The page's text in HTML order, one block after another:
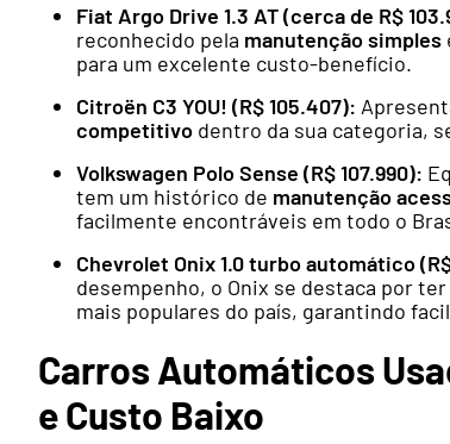
Fiat Argo Drive 1.3 AT (cerca de R$
reconhecido pela manutenção simples
para um excelente custo-benefício.
Citroën C3 YOU! (R$ 105.407):
competitivo dentro da sua categoria,
Volkswagen Polo Sense (R$ 107.990):
tem um histórico de manutenção
facilmente encontráveis em todo o
Chevrolet Onix 1.0 turbo automático (R$
desempenho, o Onix se destaca por ter
mais populares do país, garantindo
Carros Automáticos
e Custo Baixo